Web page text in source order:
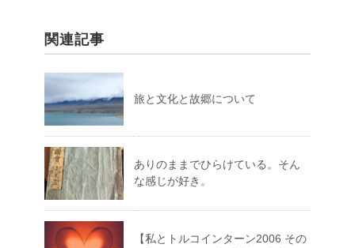
関連記事
旅と文化と故郷について
ありのままでひらけている。そん
な感じが好き。
【私とトルコインターン2006 その